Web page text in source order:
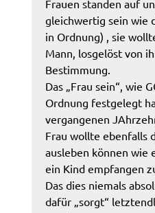
Frauen standen auf
gleichwertig sein wie
in Ordnung) , sie
Mann, losgelöst von
Bestimmung.
Das „Frau sein“, wie
Ordnung festgelegt
vergangenen
Frau wollte ebenfalls
ausleben können wie
ein Kind empfangen
Das dies niemals
dafür „sorgt“